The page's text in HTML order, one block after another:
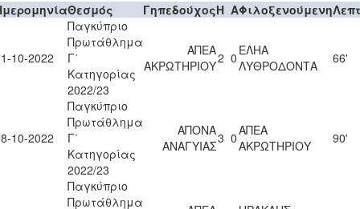
Θεσμός ΓηπεδούχοςH AΦιλοξενούμενη
10-2022
Παγκύπριο
Πρωτάθλημα
Γ΄
Κατηγορίας
2022/23
ΑΠΕΑ
ΑΚΡΩΤΗΡΙΟΥ2 0 ΕΛΗΑ
ΛΥΘΡΟΔΟΝΤΑ
66'
10-2022
Παγκύπριο
Πρωτάθλημα
Γ΄
Κατηγορίας
2022/23
ΑΠΟΝΑ
ΑΝΑΓΥΙΑΣ3 0ΑΠΕΑ
ΑΚΡΩΤΗΡΙΟΥ
90'
Παγκύπριο
Πρωτάθλημα